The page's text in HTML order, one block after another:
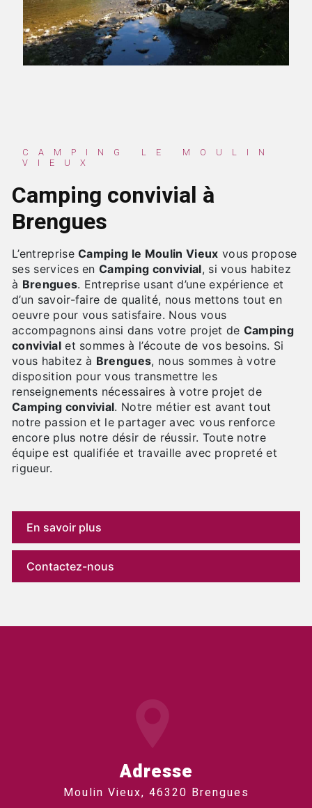
CAMPING LE MOULIN
VIEUX
Camping convivial à
Brengues
L’entrepriseCamping le Moulin Vieux vous propose
ses services enCamping convivial, si vous habitez
à Brengues. Entreprise usant d’une expérience et
d’un savoir-faire de qualité, nous mettons tout en
oeuvre pour vous satisfaire. Nous vous
accompagnons ainsi dans votre projet de Camping
convivialet sommes à l’écoute de vos besoins. Si
vous habitez à Brengues, nous sommes à votre
disposition pour vous transmettre les
renseignements nécessaires à votre projet de
Camping convivial. Notre métier est avant tout
notre passion et le partager avec vous renforce
encore plus notre désir de réussir. Toute notre
équipe est qualifiée et travaille avec propreté et
rigueur.
En savoir plus
Contactez-nous
Adresse
Moulin Vieux, 46320 Brengues